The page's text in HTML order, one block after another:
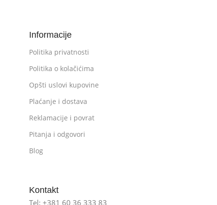
Informacije
Politika privatnosti
Politika o kolačićima
Opšti uslovi kupovine
Plaćanje i dostava
Reklamacije i povrat
Pitanja i odgovori
Blog
Kontakt
Tel: +381 60 36 333 83